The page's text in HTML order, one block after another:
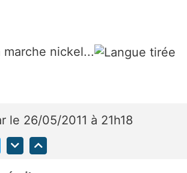
nickel...
le 26/05/2011 à 21h18